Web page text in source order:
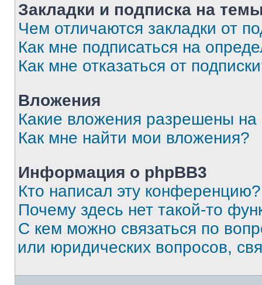
Закладки и подписка на
Чем отличаются закладки от
Как мне подписаться на
Как мне отказаться от
Вложения
Какие вложения разрешены
Как мне найти мои вложения?
Информация о phpBB3
Кто написал эту конференцию?
Почему здесь нет такой-то
С кем можно связаться по
или юридических вопросов,